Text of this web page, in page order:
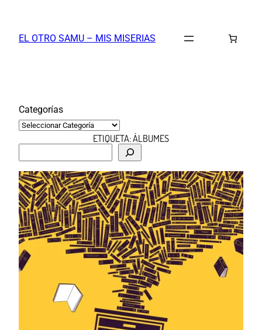
contenido
EL OTRO SAMU – MIS MISERIAS
Categorías
ETIQUETA:ÁLBUMES
s
c
a
r